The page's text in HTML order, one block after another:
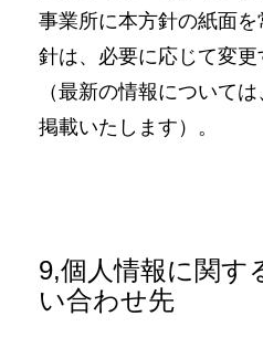
事業所に本方針の紙面
針は、必要に応じて変
（最新の情報について
掲載いたします）。
9,個人情報に関す
い合わせ先